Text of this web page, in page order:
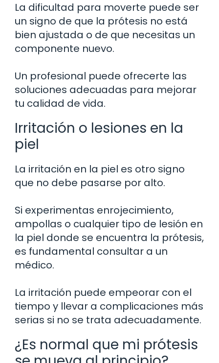
La dificultad para moverte puede ser
un signo de que la prótesis no está
bien ajustada o de que necesitas un
componente nuevo.
Un profesional puede ofrecerte las
soluciones adecuadas para mejorar
tu calidad de vida.
Irritación o lesiones en la
piel
La irritación en la piel es otro signo
que no debe pasarse por alto.
Si experimentas enrojecimiento,
ampollas o cualquier tipo de lesión en
la piel donde se encuentra la prótesis,
es fundamental consultar a un
médico.
La irritación puede empeorar con el
tiempo y llevar a complicaciones más
serias si no se trata adecuadamente.
¿Es normal que mi prótesis